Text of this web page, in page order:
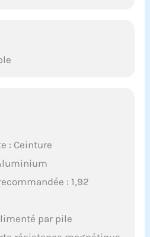
: Ceinture
: 1,92
par pile